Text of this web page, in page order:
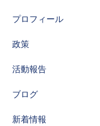
プロフィール
政策
活動報告
ブログ
新着情報